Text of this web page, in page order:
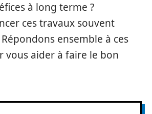
à long terme ?
ces travaux souvent
ensemble à ces
vous aider à faire le bon